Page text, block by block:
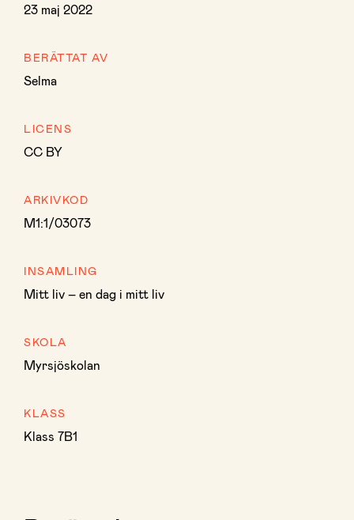
23 maj 2022
BERÄTTAT AV
Selma
LICENS
CC BY
ARKIVKOD
M1:1/03073
INSAMLING
Mitt liv – en dag i mitt liv
SKOLA
Myrsjöskolan
KLASS
Klass 7B1